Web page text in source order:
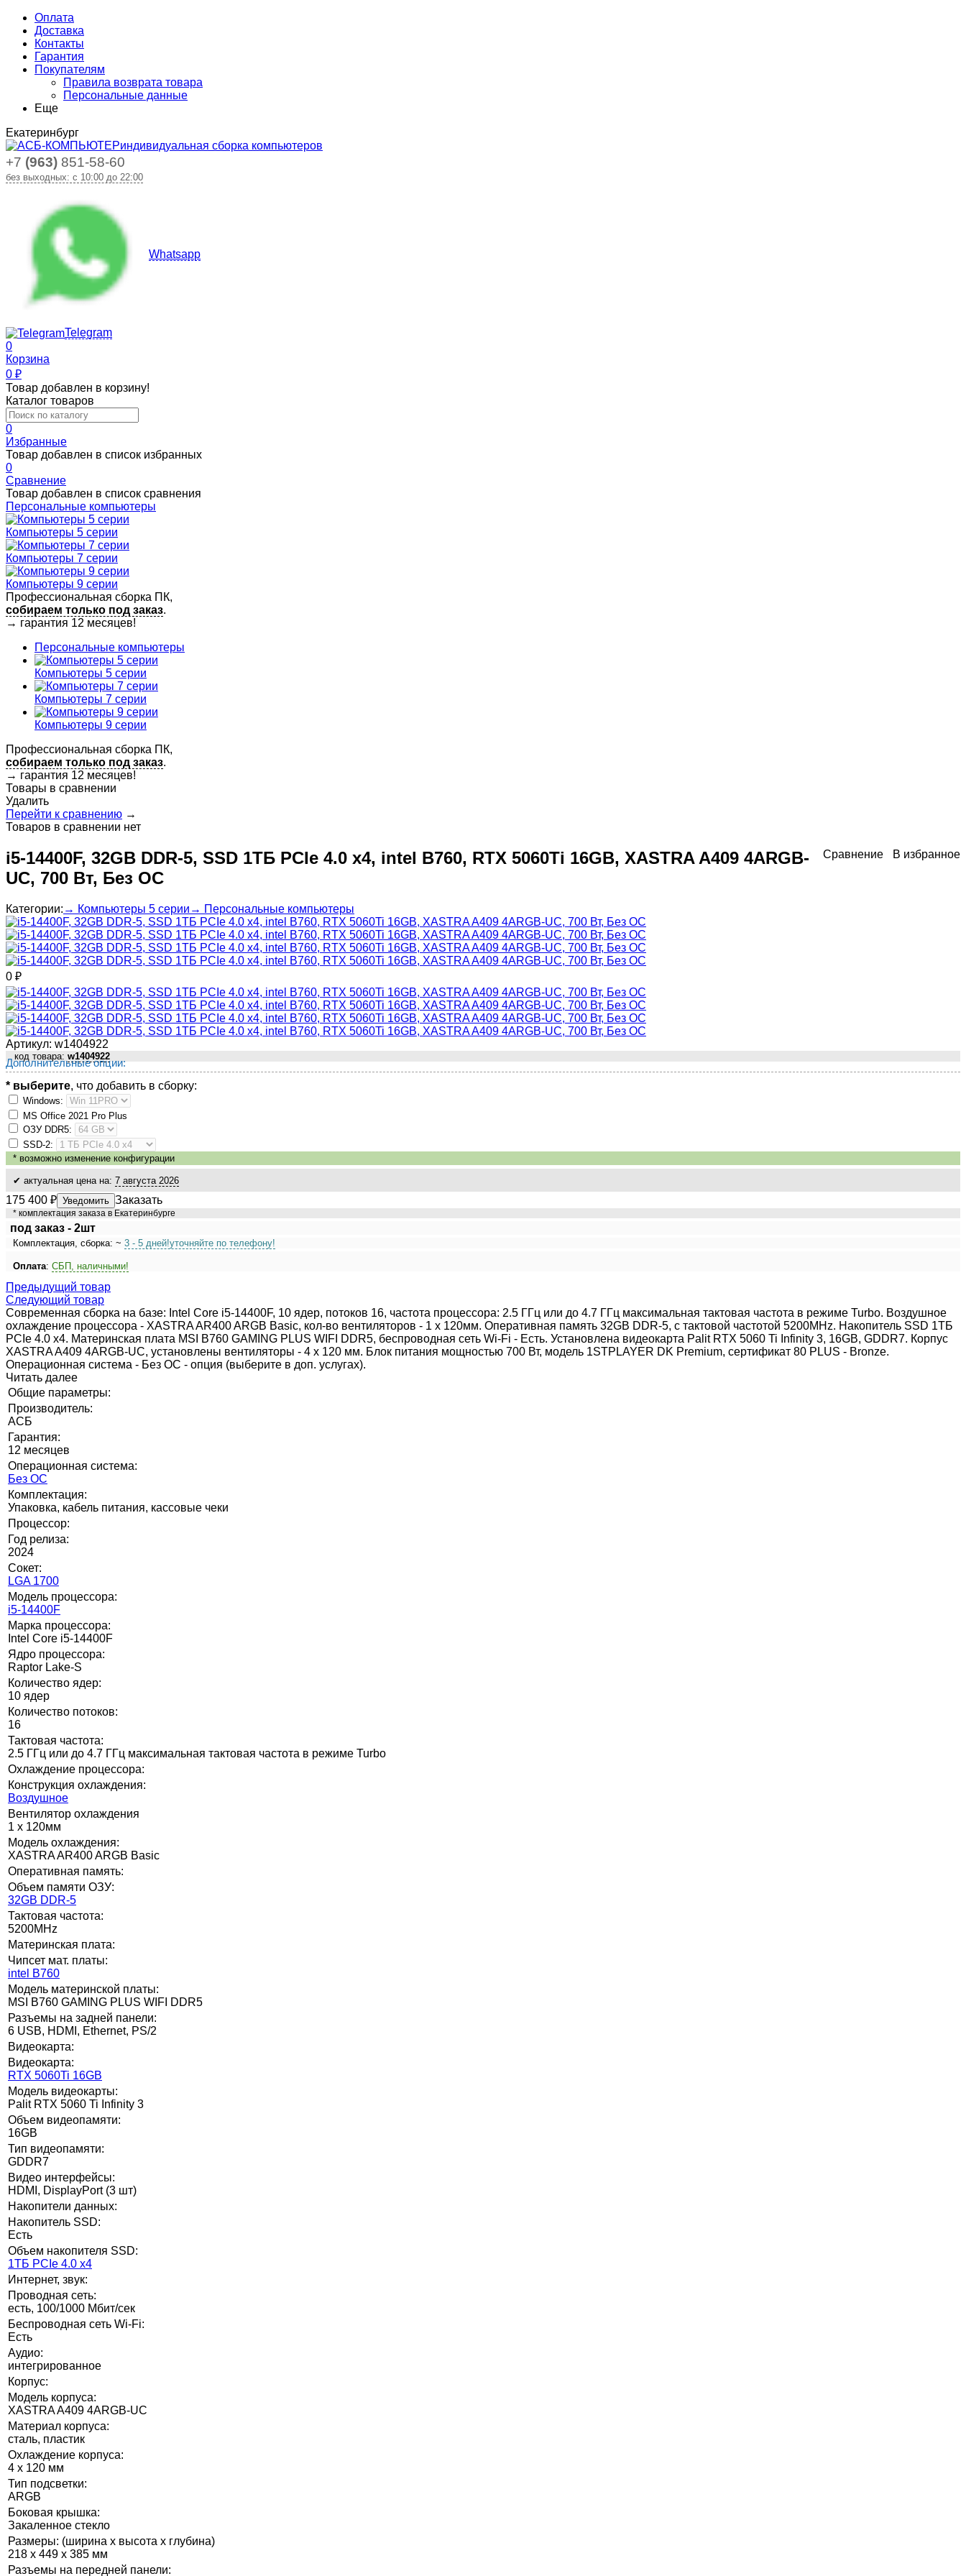
Оплата
Доставка
Контакты
Гарантия
Покупателям
Правила возврата товара
Персональные данные
Еще
Екатеринбург
индивидуальная сборка компьютеров
+7 (963) 851-58-60
без выходных: с 10:00 до 22:00
Whatsapp
Telegram
0
Корзина
0 ₽
Товар добавлен в корзину!
Каталог товаров
0
Избранные
Товар добавлен в список избранных
0
Сравнение
Товар добавлен в список сравнения
Персональные компьютеры
Компьютеры 5 серии
Компьютеры 7 серии
Компьютеры 9 серии
Профессиональная сборка ПК,
собираем только под заказ.
→ гарантия 12 месяцев!
Персональные компьютеры
Компьютеры 5 серии
Компьютеры 7 серии
Компьютеры 9 серии
Профессиональная сборка ПК,
собираем только под заказ.
→ гарантия 12 месяцев!
Товары в сравнении
Удалить
Перейти к сравнению →
Товаров в сравнении нет
В избранное
Сравнение
i5-14400F, 32GB DDR-5, SSD 1ТБ PCIe 4.0 x4, intel B760, RTX 5060Ti 16GB, XASTRA A409 4ARGB-
UC, 700 Вт, Без ОС
Категории: → Компьютеры 5 серии → Персональные компьютеры
0 ₽
Артикул: w1404922
код товара: w1404922
Дополнительные опции:
* выберите, что добавить в сборку:
Windows:
MS Оffiсе 2021 Рrо Рlus
ОЗУ DDR5:
SSD-2:
* возможно изменение конфигурации
✔ актуальная цена на: 7 августа 2026
175 400 ₽ Уведомить Заказать
* комплектация заказа в Екатеринбурге
под заказ - 2шт
Комплектация, сборка: ~ 3 - 5 дней!уточняйте по телефону!
Оплата: СБП, наличными!
Предыдущий товар
Следующий товар
Современная сборка на базе: Intel Core i5-14400F, 10 ядер, потоков 16, частота процессора: 2.5 ГГц или до 4.7 ГГц максимальная тактовая частота в режиме Turbo. Воздушное
охлаждение процессора - XASTRA AR400 ARGB Basic, кол-во вентиляторов - 1 x 120мм. Оперативная память 32GB DDR-5, с тактовой частотой 5200MHz. Накопитель SSD 1ТБ
PCIe 4.0 x4. Материнская плата MSI B760 GAMING PLUS WIFI DDR5, беспроводная сеть Wi-Fi - Есть. Установлена видеокарта Palit RTX 5060 Ti Infinity 3, 16GB, GDDR7. Корпус
XASTRA A409 4ARGB-UC, установлены вентиляторы - 4 x 120 мм. Блок питания мощностью 700 Вт, модель 1STPLAYER DK Premium, сертификат 80 PLUS - Bronze.
Операционная система - Без ОС - опция (выберите в доп. услугах).
Читать далее
Общие параметры:
Производитель:
АСБ
Гарантия:
12 месяцев
Операционная система:
Без ОС
Комплектация:
Упаковка, кабель питания, кассовые чеки
Процессор:
Год релиза:
2024
Сокет:
LGA 1700
Модель процессора:
i5-14400F
Марка процессора:
Intel Core i5-14400F
Ядро процессора:
Raptor Lake-S
Количество ядер:
10 ядер
Количество потоков:
16
Тактовая частота:
2.5 ГГц или до 4.7 ГГц максимальная тактовая частота в режиме Turbo
Охлаждение процессора:
Конструкция охлаждения:
Воздушное
Вентилятор охлаждения
1 x 120мм
Модель охлаждения:
XASTRA AR400 ARGB Basic
Оперативная память:
Объем памяти ОЗУ:
32GB DDR-5
Тактовая частота:
5200MHz
Материнская плата:
Чипсет мат. платы:
intel B760
Модель материнской платы:
MSI B760 GAMING PLUS WIFI DDR5
Разъемы на задней панели:
6 USB, HDMI, Ethernet, PS/2
Видеокарта:
Видеокарта:
RTX 5060Ti 16GB
Модель видеокарты:
Palit RTX 5060 Ti Infinity 3
Объем видеопамяти:
16GB
Тип видеопамяти:
GDDR7
Видео интерфейсы:
HDMI, DisplayPort (3 шт)
Накопители данных:
Накопитель SSD:
Есть
Объем накопителя SSD:
1ТБ PCIe 4.0 x4
Интернет, звук:
Проводная сеть:
есть, 100/1000 Мбит/сек
Беспроводная сеть Wi-Fi:
Есть
Аудио:
интегрированное
Корпус:
Модель корпуса:
XASTRA A409 4ARGB-UC
Материал корпуса:
сталь, пластик
Охлаждение корпуса:
4 x 120 мм
Тип подсветки:
ARGB
Боковая крышка:
Закаленное стекло
Размеры: (ширина x высота x глубина)
218 x 449 x 385 мм
Разъемы на передней панели: